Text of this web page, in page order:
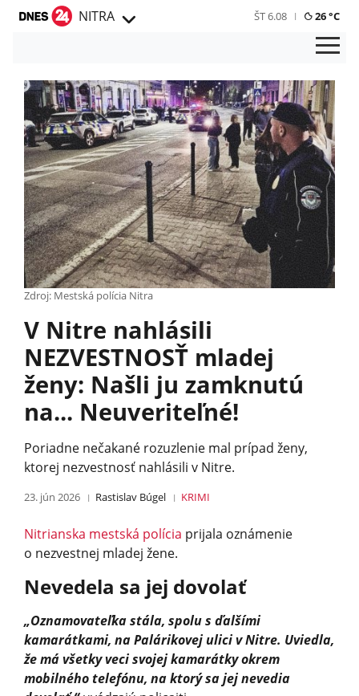
NITRA ŠT 6.08 26 °C
Zdroj: Mestská polícia Nitra
V Nitre nahlásili
NEZVESTNOSŤ mladej
ženy: Našli ju zamknutú
na... Neuveriteľné!
Poriadne nečakané rozuzlenie mal prípad ženy,
ktorej nezvestnosť nahlásili v Nitre.
23. jún 2026 Rastislav Búgel KRIMI
Nitrianska mestská polícia prijala oznámenie
o nezvestnej mladej žene.
Nevedela sa jej dovolať
„Oznamovateľka stála, spolu s ďalšími
kamarátkami, na Palárikovej ulici v Nitre. Uviedla,
že má všetky veci svojej kamarátky okrem
mobilného telefónu, na ktorý sa jej nevedia